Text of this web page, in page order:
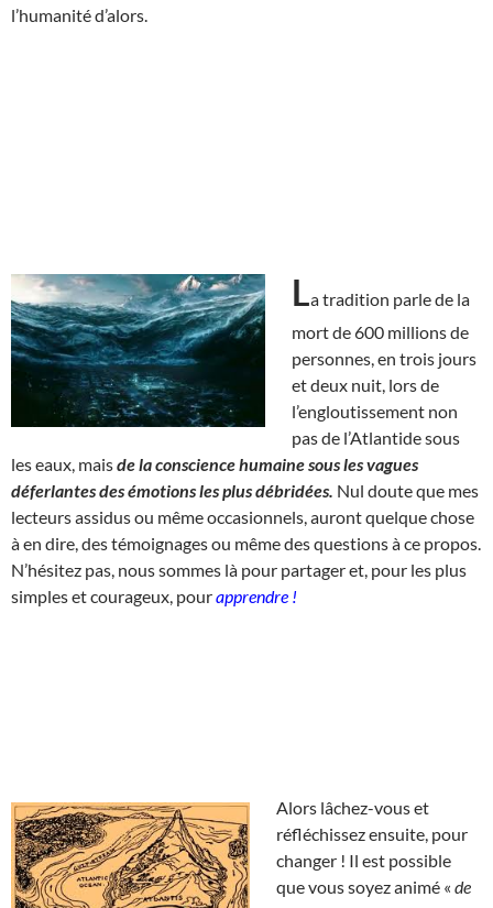
l’humanité d’alors.
La tradition parle de la
mort de 600 millions de
personnes, en trois jours
et deux nuit, lors de
l’engloutissement non
pas de l’Atlantide sous
les eaux, maisde la conscience humaine sous les vagues
déferlantes des émotions les plus débridées. Nul doute que mes
lecteurs assidus ou même occasionnels, auront quelque chose
à en dire, des témoignages ou même des questions à ce propos.
N’hésitez pas, nous sommes là pour partager et, pour les plus
simples et courageux, pourapprendre !
Alors lâchez-vous et
réfléchissez ensuite, pour
changer ! Il est possible
que vous soyez animé « de